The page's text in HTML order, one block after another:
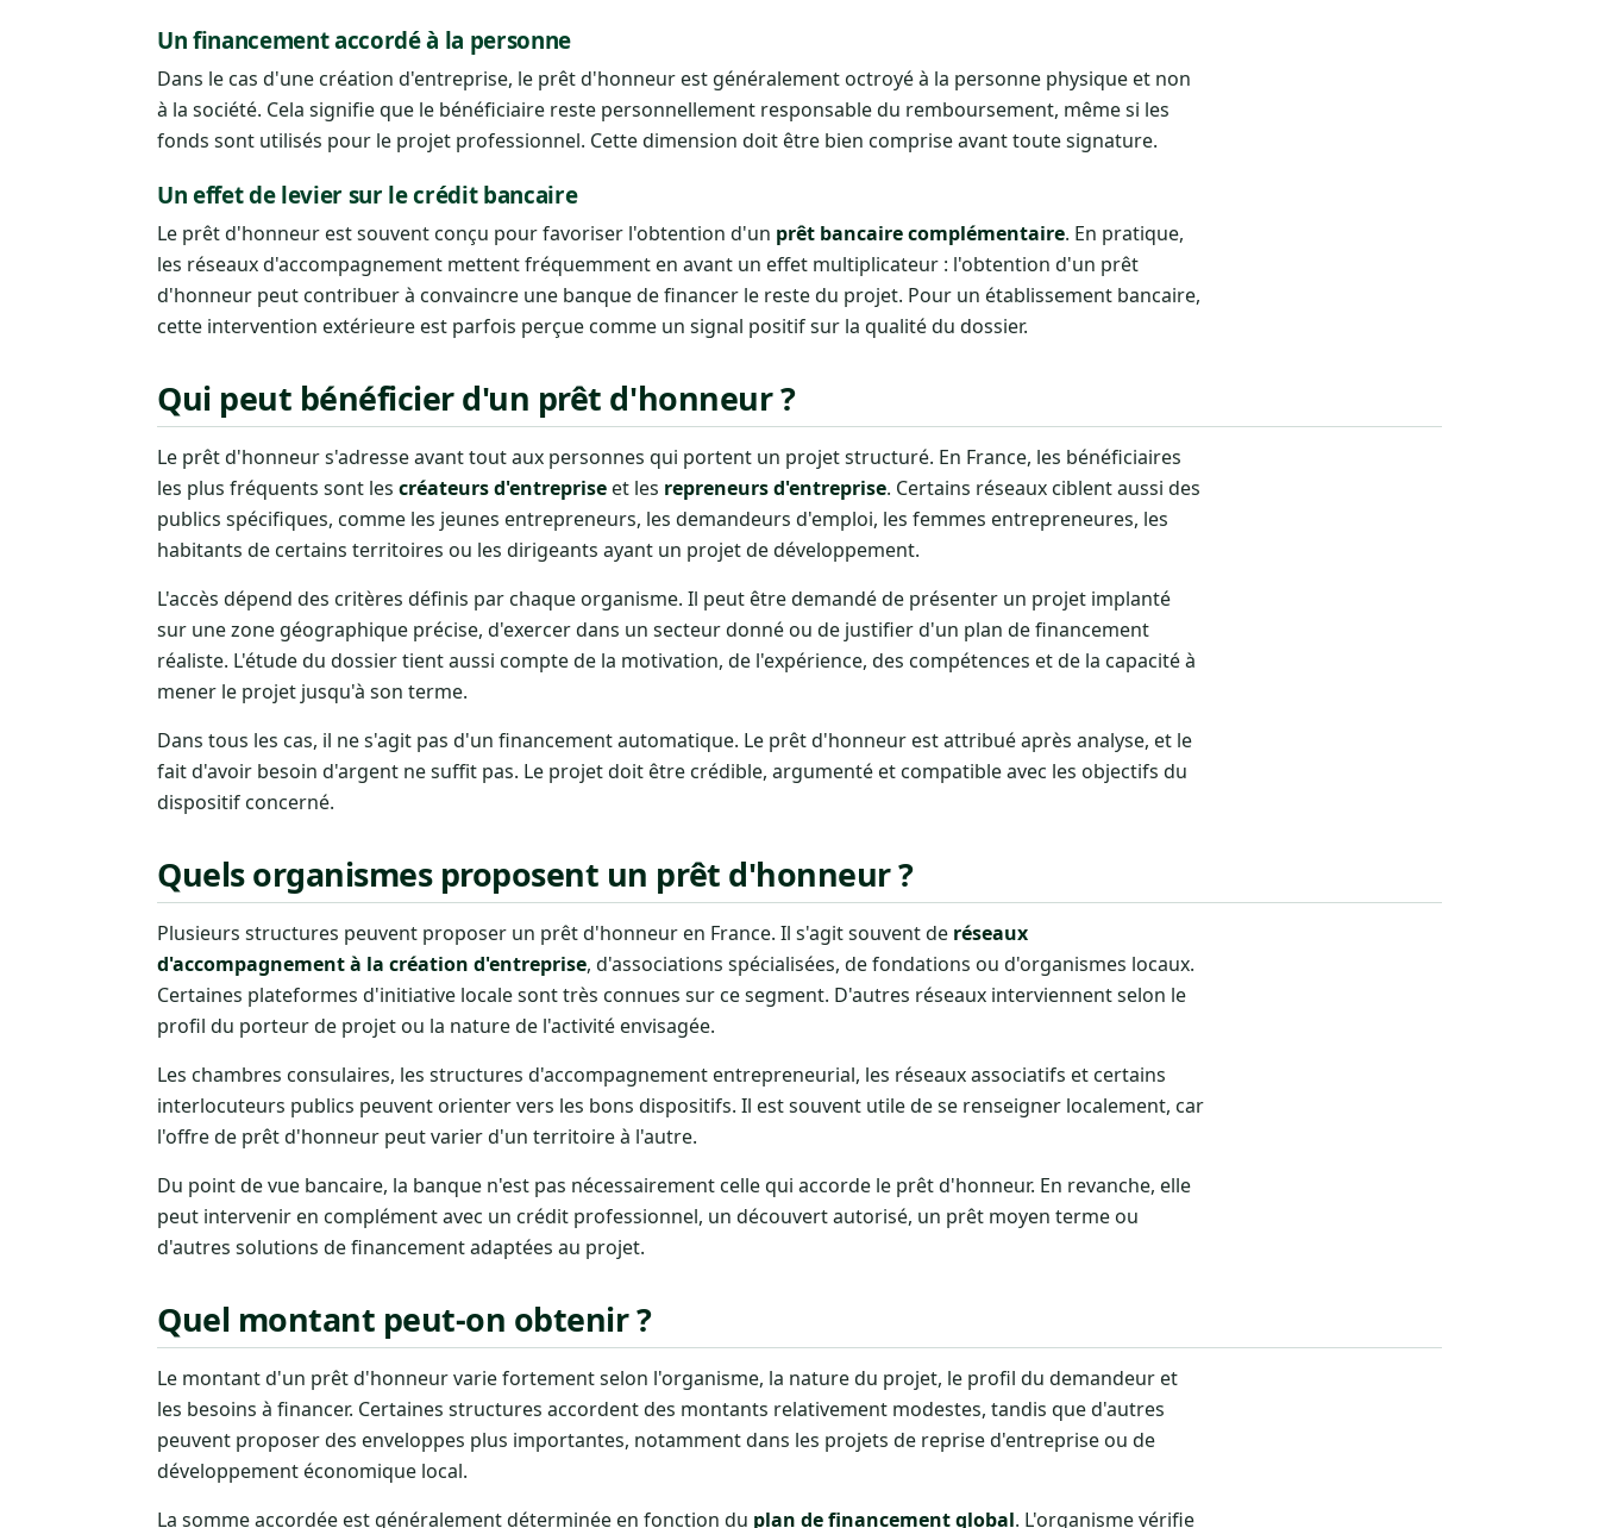
Un financement accordé à la personne
Dans le cas d'une création d'entreprise, le prêt d'honneur est généralement octroyé à la personne physique et non
à la société. Cela signifie que le bénéficiaire reste personnellement responsable du remboursement, même si les
fonds sont utilisés pour le projet professionnel. Cette dimension doit être bien comprise avant toute signature.
Un effet de levier sur le crédit bancaire
Le prêt d'honneur est souvent conçu pour favoriser l'obtention d'un prêt bancaire complémentaire. En pratique,
les réseaux d'accompagnement mettent fréquemment en avant un effet multiplicateur : l'obtention d'un prêt
d'honneur peut contribuer à convaincre une banque de financer le reste du projet. Pour un établissement bancaire,
cette intervention extérieure est parfois perçue comme un signal positif sur la qualité du dossier.
Qui peut bénéficier d'un prêt d'honneur ?
Le prêt d'honneur s'adresse avant tout aux personnes qui portent un projet structuré. En France, les bénéficiaires
les plus fréquents sont les créateurs d'entreprise et les repreneurs d'entreprise. Certains réseaux ciblent aussi des
publics spécifiques, comme les jeunes entrepreneurs, les demandeurs d'emploi, les femmes entrepreneures, les
habitants de certains territoires ou les dirigeants ayant un projet de développement.
L'accès dépend des critères définis par chaque organisme. Il peut être demandé de présenter un projet implanté
sur une zone géographique précise, d'exercer dans un secteur donné ou de justifier d'un plan de financement
réaliste. L'étude du dossier tient aussi compte de la motivation, de l'expérience, des compétences et de la capacité à
mener le projet jusqu'à son terme.
Dans tous les cas, il ne s'agit pas d'un financement automatique. Le prêt d'honneur est attribué après analyse, et le
fait d'avoir besoin d'argent ne suffit pas. Le projet doit être crédible, argumenté et compatible avec les objectifs du
dispositif concerné.
Quels organismes proposent un prêt d'honneur ?
Plusieurs structures peuvent proposer un prêt d'honneur en France. Il s'agit souvent de réseaux
d'accompagnement à la création d'entreprise, d'associations spécialisées, de fondations ou d'organismes locaux.
Certaines plateformes d'initiative locale sont très connues sur ce segment. D'autres réseaux interviennent selon le
profil du porteur de projet ou la nature de l'activité envisagée.
Les chambres consulaires, les structures d'accompagnement entrepreneurial, les réseaux associatifs et certains
interlocuteurs publics peuvent orienter vers les bons dispositifs. Il est souvent utile de se renseigner localement, car
l'offre de prêt d'honneur peut varier d'un territoire à l'autre.
Du point de vue bancaire, la banque n'est pas nécessairement celle qui accorde le prêt d'honneur. En revanche, elle
peut intervenir en complément avec un crédit professionnel, un découvert autorisé, un prêt moyen terme ou
d'autres solutions de financement adaptées au projet.
Quel montant peut-on obtenir ?
Le montant d'un prêt d'honneur varie fortement selon l'organisme, la nature du projet, le profil du demandeur et
les besoins à financer. Certaines structures accordent des montants relativement modestes, tandis que d'autres
peuvent proposer des enveloppes plus importantes, notamment dans les projets de reprise d'entreprise ou de
développement économique local.
La somme accordée est généralement déterminée en fonction du plan de financement global. L'organisme vérifie